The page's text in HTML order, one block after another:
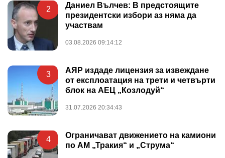
2
Даниел Вълчев: В предстоящите
президентски избори аз няма да
участвам
03.08.2026 09:14:12
3
АЯР издаде лицензия за извеждане
от експлоатация на трети и четвърти
блок на АЕЦ „Козлодуй“
31.07.2026 20:34:43
4
Ограничават движението на камиони
по АМ „Тракия“ и „Струма“